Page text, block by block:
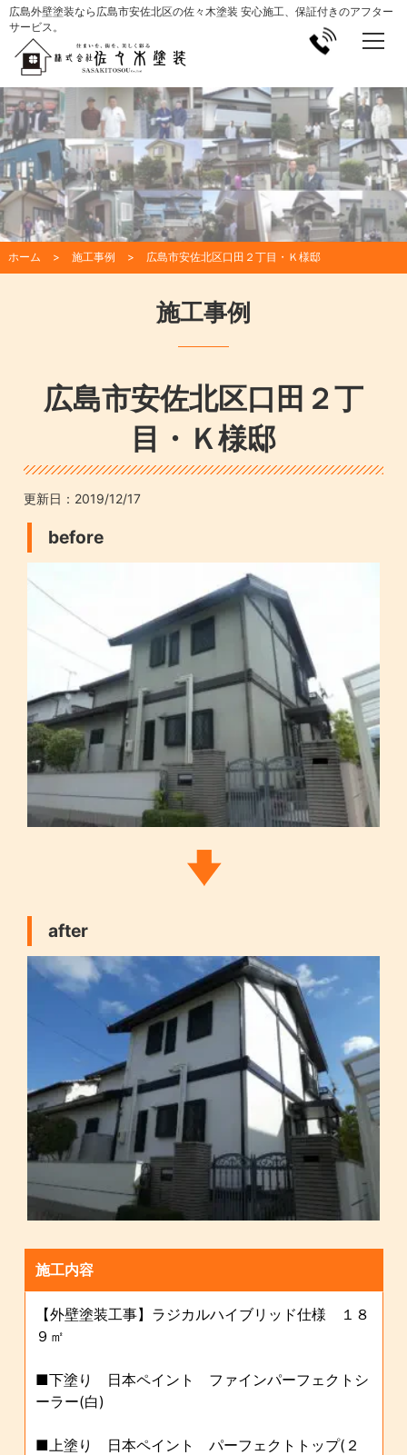
広島外壁塗装なら広島市安佐北区の佐々木塗装 安心施工、保証付きのアフター
サービス。
ホーム 施工事例 広島市安佐北区口田２丁目・Ｋ様邸
施工事例
広島市安佐北区口田２丁
目・Ｋ様邸
更新日： 2019/12/17
before
after
施工内容
【外壁塗装工事】ラジカルハイブリッド仕様 １８
９㎡
■下塗り 日本ペイント ファインパーフェクトシ
ーラー(白)
■上塗り 日本ペイント パーフェクトトップ(２